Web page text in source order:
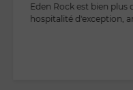
Eden Rock est bien plus
hospitalité d'exception,